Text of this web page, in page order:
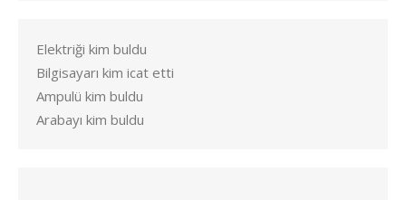
Elektriği kim buldu
Bilgisayarı kim icat etti
Ampulü kim buldu
Arabayı kim buldu